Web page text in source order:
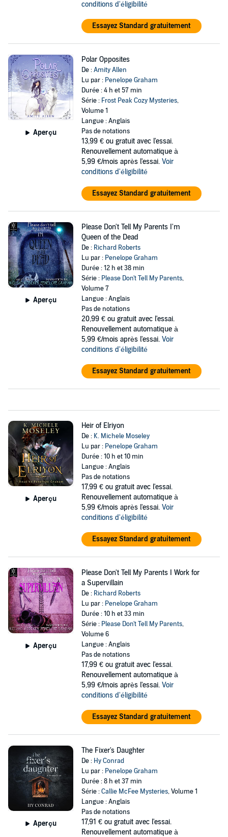
conditions d'éligibilité
Essayez Standard gratuitement
Aperçu
Polar Opposites
De :Amity Allen
Lu par : Penelope Graham
Durée : 4 h et 57 min
Série : Frost Peak Cozy Mysteries,
Volume 1
Langue : Anglais
Pas de notations
13,99 € ou gratuit avec l'essai.
Renouvellement automatique à
5,99 €/mois après l'essai. Voir
conditions d'éligibilité
Essayez Standard gratuitement
Aperçu
Please Don't Tell My Parents I'm
Queen of the Dead
De : Richard Roberts
Lu par : Penelope Graham
Durée : 12 h et 38 min
Série : Please Don't Tell My Parents,
Volume 7
Langue : Anglais
Pas de notations
20,99 € ou gratuit avec l'essai.
Renouvellement automatique à
5,99 €/mois après l'essai. Voir
conditions d'éligibilité
Essayez Standard gratuitement
Aperçu
Heir of Elriyon
De : K. Michele Moseley
Lu par : Penelope Graham
Durée : 10 h et 10 min
Langue : Anglais
Pas de notations
17,99 € ou gratuit avec l'essai.
Renouvellement automatique à
5,99 €/mois après l'essai. Voir
conditions d'éligibilité
Essayez Standard gratuitement
Aperçu
Please Don't Tell My Parents I Work for
a Supervillain
De : Richard Roberts
Lu par : Penelope Graham
Durée : 10 h et 33 min
Série : Please Don't Tell My Parents,
Volume 6
Langue : Anglais
Pas de notations
17,99 € ou gratuit avec l'essai.
Renouvellement automatique à
5,99 €/mois après l'essai. Voir
conditions d'éligibilité
Essayez Standard gratuitement
Aperçu
The Fixer's Daughter
De : Hy Conrad
Lu par : Penelope Graham
Durée : 8 h et 37 min
Série :Callie McFee Mysteries, Volume 1
Langue : Anglais
Pas de notations
17,91 € ou gratuit avec l'essai.
Renouvellement automatique à